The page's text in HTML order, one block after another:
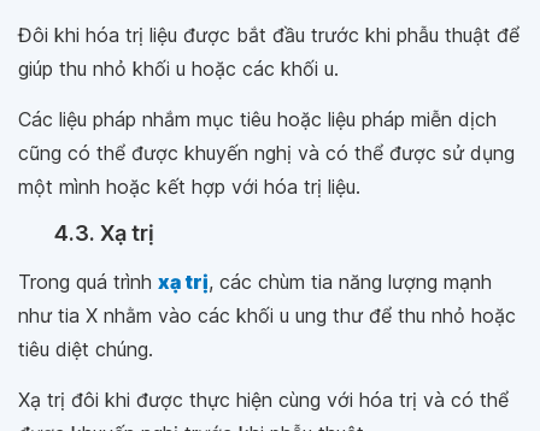
Đôi khi hóa trị liệu được bắt đầu trước khi phẫu thuật để
giúp thu nhỏ khối u hoặc các khối u.
Các liệu pháp nhắm mục tiêu hoặc liệu pháp miễn dịch
cũng có thể được khuyến nghị và có thể được sử dụng
một mình hoặc kết hợp với hóa trị liệu.
4.3. Xạ trị
Trong quá trình xạ trị, các chùm tia năng lượng mạnh
như tia X nhằm vào các khối u ung thư để thu nhỏ hoặc
tiêu diệt chúng.
Xạ trị đôi khi được thực hiện cùng với hóa trị và có thể